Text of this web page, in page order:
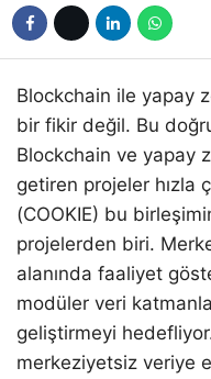
Blockchain ile yapay
bir fikir değil. Bu
Blockchain ve yapay
getiren projeler hızla
(COOKIE) bu
projelerden biri.
alanında faaliyet
modüler veri
geliştirmeyi
merkeziyetsiz veriye